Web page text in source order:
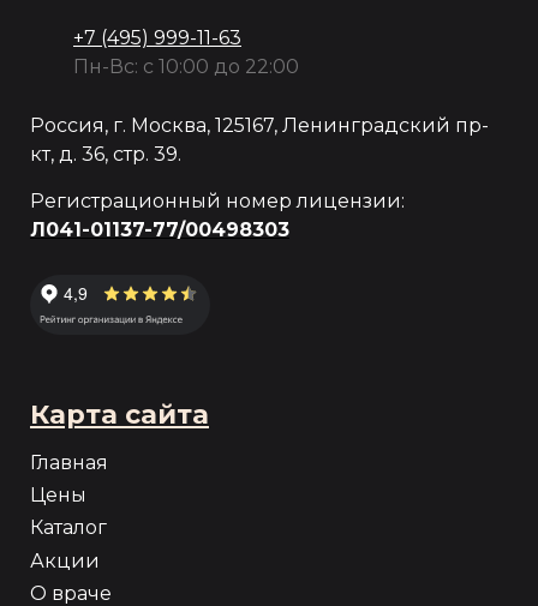
+7 (495) 999-11-63
Пн-Вс: с 10:00 до 22:00
Россия, г. Москва, 125167, Ленинградский пр-
кт, д. 36, стр. 39.
Регистрационный номер лицензии:
Л041-01137-77/00498303
Карта сайта
Главная
Цены
Каталог
Акции
О враче